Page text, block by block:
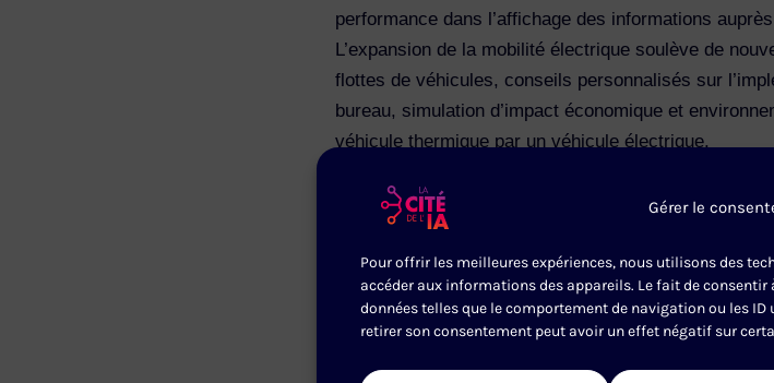
Gérer le
Pour offrir les meilleures expériences, nous utilisons des
accéder aux informations des appareils. Le fait de
données telles que le comportement de navigation ou les ID
retirer son consentement peut avoir un effet négatif sur
performance dans l’affichage des informations
L’expansion de la mobilité électrique soulève de
flottes de véhicules, conseils personnalisés sur
bureau, simulation d’impact économique et
véhicule thermique par un véhicule électrique.
Direction éditoriale : Manuel Davy et Hélène Vanwaes
Production exécutive :natif.
Hébergé par Ausha. Visitez ausha.co/politique-de-